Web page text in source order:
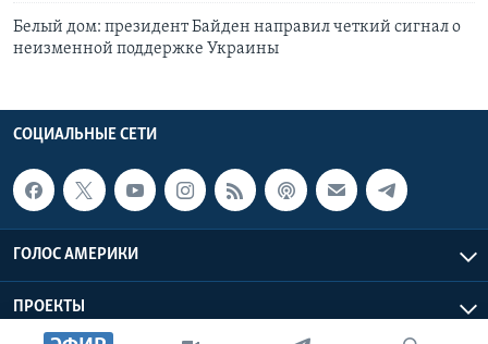
Белый дом: президент Байден направил четкий сигнал о
неизменной поддержке Украины
СОЦИАЛЬНЫЕ СЕТИ
ГОЛОС АМЕРИКИ
ПРОЕКТЫ